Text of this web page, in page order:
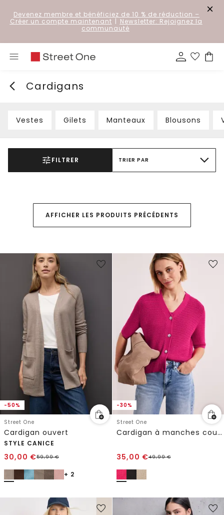
Devenez membre et bénéficiez de 10 % de réduction –
Créer un compte maintenant | Newsletter: Rejoignez la
communauté
Cardigans
Vestes Gilets Manteaux Blousons
FILTRER TRIER PAR
AFFICHER LES PRODUITS PRÉCÉDENTS
-50%
Street One
Cardigan ouvert
STYLE CANICE
30,00 €59,99€
+ 2
-30%
Street One
Cardigan à manches courtes avec col en V et structure
35,00 €49,99€